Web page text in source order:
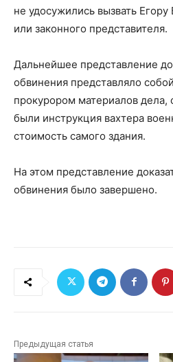
не удосужились вызвать Егору
или законного представителя.
Дальнейшее представление
обвинения представляло
прокурором материалов дела,
были инструкция вахтера
стоимость самого здания.
На этом представление
обвинения было завершено.
Предыдущая статья